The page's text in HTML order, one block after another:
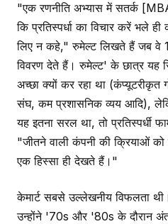
"एक रणनीति अभ्यास में सतर्क
कि प्रतिस्पर्धा का विचार करें भले
लिए न कहे," रुमेल्ट लिखते हैं जब वे
विवरण देते हैं। रुमेल्ट' के छात्र यह
अच्छा क्यों कर रहा था (कंप्यूटरीकृत
संघ, कम प्रशासनिक व्यय आदि),
यह इतना सरल था, तो प्रतिस्पर्धी
"जीतने वाली कंपनी की क्रियाओं
एक हिस्सा ही देखते हैं।"
केमार्ट सबसे उल्लेखनीय विफलता
उन्होंने '70s और '80s के दौरान